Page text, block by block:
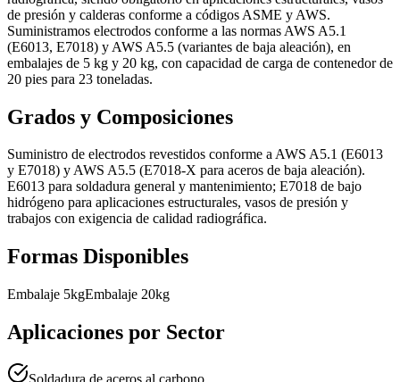
de presión y calderas conforme a códigos ASME y AWS.
Suministramos electrodos conforme a las normas AWS A5.1
(E6013, E7018) y AWS A5.5 (variantes de baja aleación), en
embalajes de 5 kg y 20 kg, con capacidad de carga de contenedor de
20 pies para 23 toneladas.
Grados y Composiciones
Suministro de electrodos revestidos conforme a AWS A5.1 (E6013
y E7018) y AWS A5.5 (E7018-X para aceros de baja aleación).
E6013 para soldadura general y mantenimiento; E7018 de bajo
hidrógeno para aplicaciones estructurales, vasos de presión y
trabajos con exigencia de calidad radiográfica.
Formas Disponibles
Embalaje 5kgEmbalaje 20kg
Aplicaciones por Sector
Soldadura de aceros al carbono